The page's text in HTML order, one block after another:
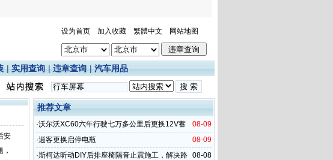
设为首页 加入收藏 繁體中文 网站地图
|实用查询 |违章查询 |汽车用品
安
推荐文章
08-09
·沃尔沃XC60六年行驶七万多公里后更换12V蓄
电池心得
08-09
·逍客更换启停电瓶
08-08
·斯柯达昕动DIY后排座椅隔音止震施工，解决路